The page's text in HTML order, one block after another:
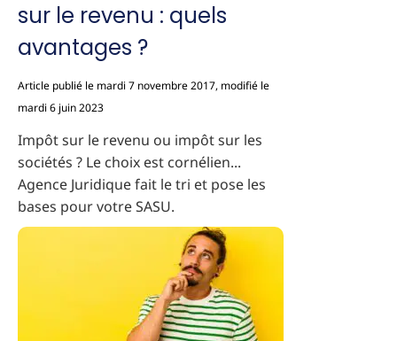
sur le revenu : quels
avantages ?
Article publié le mardi 7 novembre 2017, modifié le
mardi 6 juin 2023
Impôt sur le revenu ou impôt sur les
sociétés ? Le choix est cornélien...
Agence Juridique fait le tri et pose les
bases pour votre SASU.